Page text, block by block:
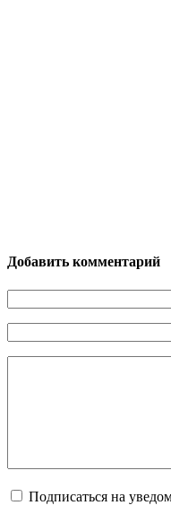
Добавить комментарий
Подписаться на